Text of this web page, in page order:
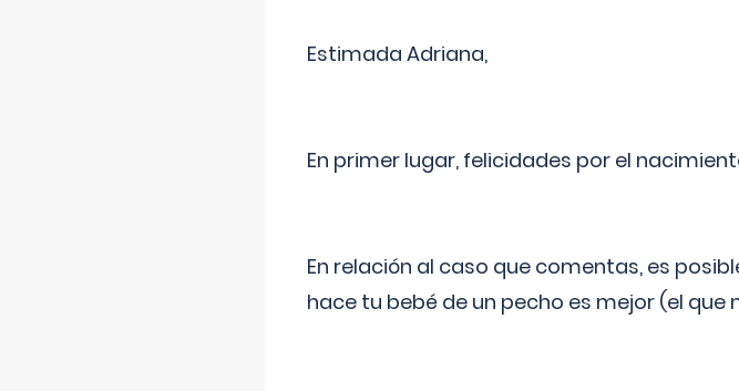
Estimada Adriana,
En primer lugar, felicidades por el
En relación al caso que comentas, es
hace tu bebé de un pecho es mejor (el que